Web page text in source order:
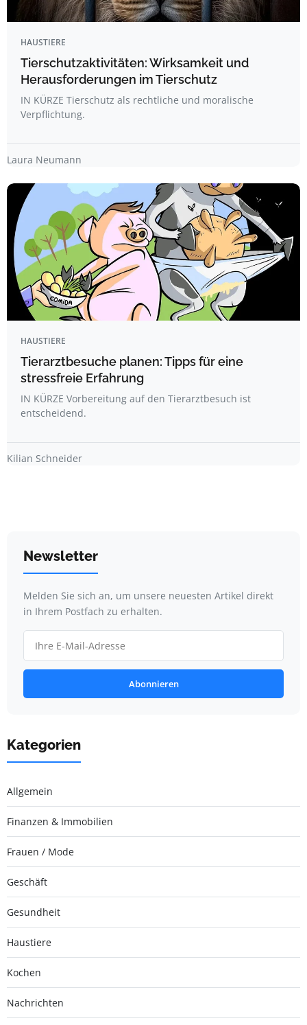
HAUSTIERE
Tierschutzaktivitäten: Wirksamkeit und
Herausforderungen im Tierschutz
IN KÜRZE Tierschutz als rechtliche und moralische
Verpflichtung.
Laura Neumann
HAUSTIERE
Tierarztbesuche planen: Tipps für eine
stressfreie Erfahrung
IN KÜRZE Vorbereitung auf den Tierarztbesuch ist
entscheidend.
Kilian Schneider
Newsletter
Melden Sie sich an, um unsere neuesten Artikel direkt
in Ihrem Postfach zu erhalten.
Abonnieren
Kategorien
Allgemein
Finanzen & Immobilien
Frauen / Mode
Geschäft
Gesundheit
Haustiere
Kochen
Nachrichten